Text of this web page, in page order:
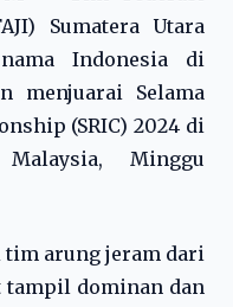
Sumatera Utara
Indonesia di
menjuarai Selama
(SRIC) 2024 di
Minggu
arung jeram dari
tampil dominan dan